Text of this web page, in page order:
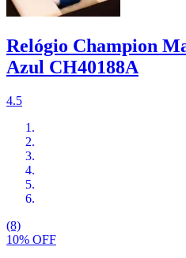
Relógio Champion
Azul CH40188A
4.5
(8)
10% OFF